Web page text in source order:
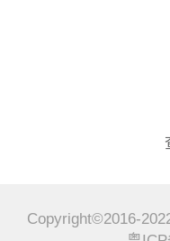
Copyright©2016-